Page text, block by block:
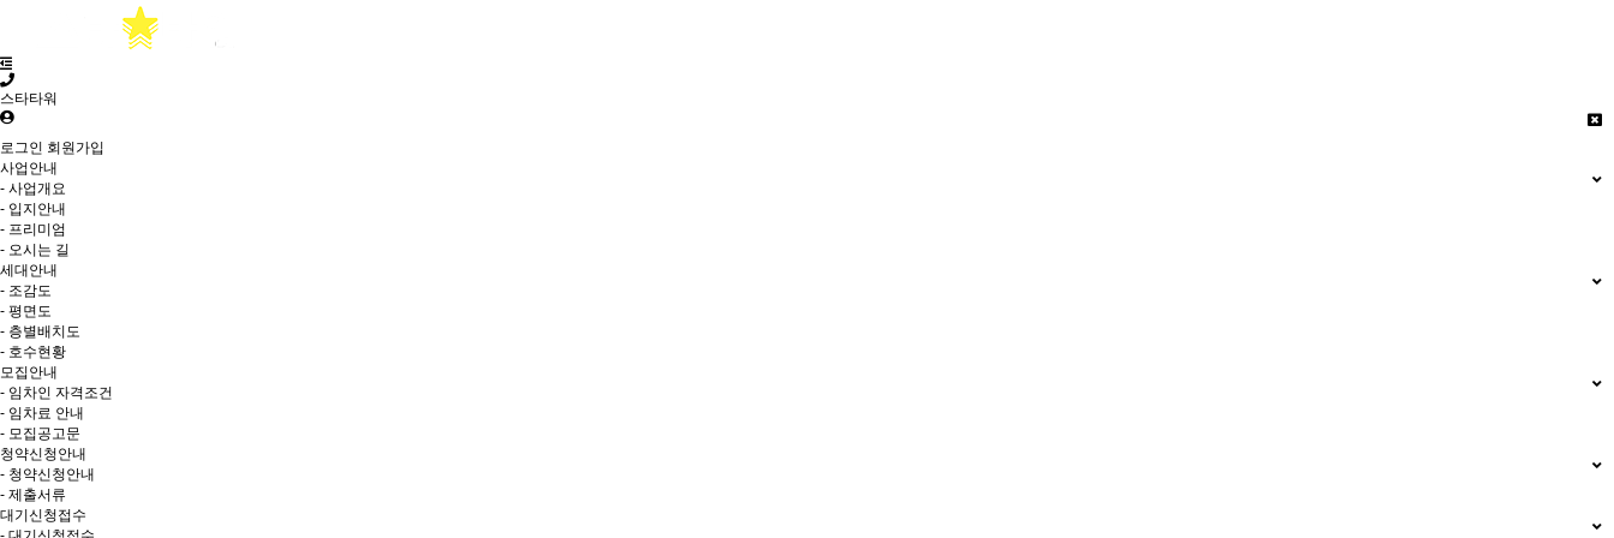
스타타워
로그인 회원가입
사업안내
- 사업개요
- 입지안내
- 프리미엄
- 오시는 길
세대안내
- 조감도
- 평면도
- 층별배치도
- 호수현황
모집안내
- 임차인 자격조건
- 임차료 안내
- 모집공고문
청약신청안내
- 청약신청안내
- 제출서류
대기신청접수